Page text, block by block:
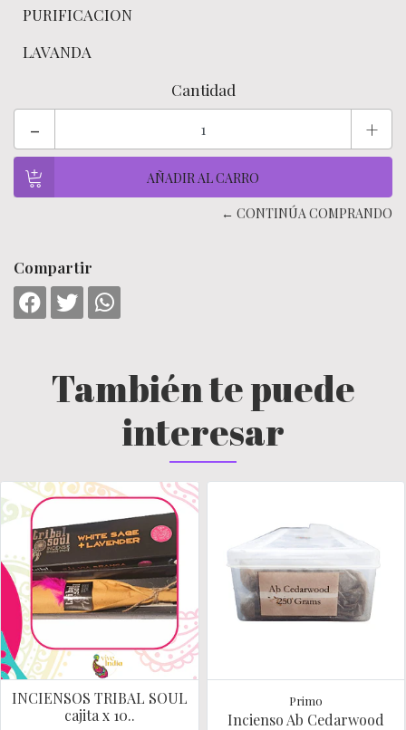
PURIFICACION
LAVANDA
Cantidad
- +
← CONTINÚA COMPRANDO
Compartir
También te puede
interesar
INCIENSOS TRIBAL SOUL
cajita x 10..
Primo
Incienso Ab Cedarwood